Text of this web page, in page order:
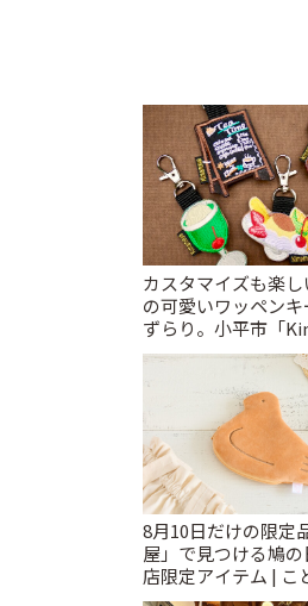
カスタマイズも楽
の可愛いワッペン
ずらり。小平市「
T&K」 | ことりっぷ
8月10日だけの限定
屋」で見つける鳩
店限定アイテム | こ